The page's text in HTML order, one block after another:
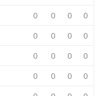
0 0 0
0
0 0 0
0
0 0 0
0
0 0 0
0